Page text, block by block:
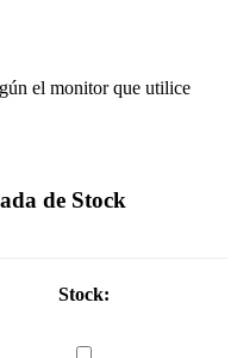
el monitor que utilice
de Stock
Stock: